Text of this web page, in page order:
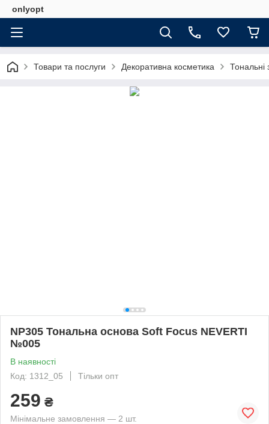
onlyopt
Товари та послуги Декоративна косметика Тональні
NP305 Тональна основа Soft Focus NEVERTI
№005
В наявності
Код: 1312_05
Тільки опт
259 ₴
Мінімальне замовлення — 2 шт.